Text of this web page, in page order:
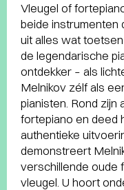
Vleugel of
beide instrumenten
uit alles wat
de legendarische
ontdekker – als
Melnikov zélf als
pianisten. Rond zijn
fortepiano en deed
authentieke
demonstreert
verschillende oude
vleugel. U hoort